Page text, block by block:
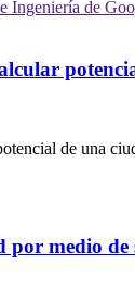
de una
por medio